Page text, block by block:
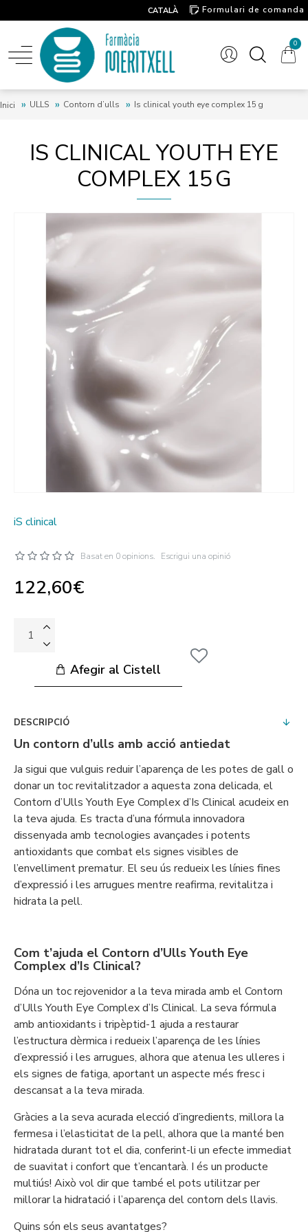
CATALÀ
Formulari de comanda
0
Inici ULLS Contorn d’ulls Is clinical youth eye complex 15 g
IS CLINICAL YOUTH EYE
COMPLEX 15 G
iS clinical
Basat en 0 opinions. Escrigui una opinió
122,60€
Afegir al Cistell
DESCRIPCIÓ
Un contorn d’ulls amb acció antiedat
Ja sigui que vulguis reduir l’aparença de les potes de gall o
donar un toc revitalitzador a aquesta zona delicada, el
Contorn d’Ulls Youth Eye Complex d’Is Clinical acudeix en
la teva ajuda. Es tracta d’una fórmula innovadora
dissenyada amb tecnologies avançades i potents
antioxidants que combat els signes visibles de
l’envelliment prematur. El seu ús redueix les línies fines
d’expressió i les arrugues mentre reafirma, revitalitza i
hidrata la pell.
Com t’ajuda el Contorn d’Ulls Youth Eye
Complex d’Is Clinical?
Dóna un toc rejovenidor a la teva mirada amb el Contorn
d’Ulls Youth Eye Complex d’Is Clinical. La seva fórmula
amb antioxidants i tripèptid-1 ajuda a restaurar
l’estructura dèrmica i redueix l’aparença de les línies
d’expressió i les arrugues, alhora que atenua les ulleres i
els signes de fatiga, aportant un aspecte més fresc i
descansat a la teva mirada.
Gràcies a la seva acurada elecció d’ingredients, millora la
fermesa i l’elasticitat de la pell, alhora que la manté ben
hidratada durant tot el dia, conferint-li un efecte immediat
de suavitat i confort que t’encantarà. I és un producte
multiús! Això vol dir que també el pots utilitzar per
millorar la hidratació i l’aparença del contorn dels llavis.
Quins són els seus avantatges?